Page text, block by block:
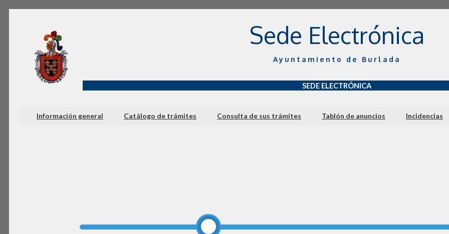
Sede Electrónica
Ayuntamiento de Burlada
SEDE ELECTRÓNICA
Información general Catálogo de trámites Consulta de sus trámites Tablón de anuncios Incidencias